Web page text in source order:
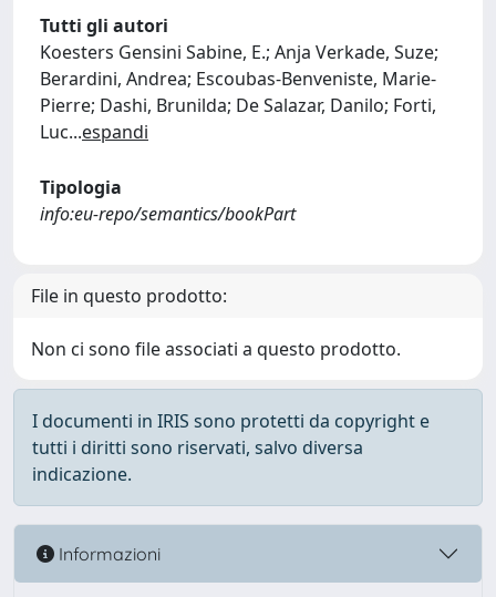
Tutti gli autori
Koesters Gensini Sabine, E.; Anja Verkade, Suze;
Berardini, Andrea; Escoubas-Benveniste, Marie-
Pierre; Dashi, Brunilda; De Salazar, Danilo; Forti,
Luc...espandi
Tipologia
info:eu-repo/semantics/bookPart
File in questo prodotto:
Non ci sono file associati a questo prodotto.
I documenti in IRIS sono protetti da copyright e
tutti i diritti sono riservati, salvo diversa
indicazione.
Informazioni